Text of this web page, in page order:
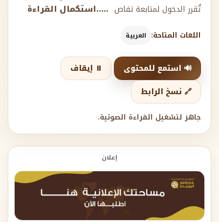
تُقرر الدخول لمتابعة تفاص .....استكمال القراءة
اللغات المتاحة: العربية
🔊 استمع للمحتوى
⏸️ إيقاف
🔗 نسخ الرابط
جاهز لتشغيل القراءة الصوتية.
إعلان